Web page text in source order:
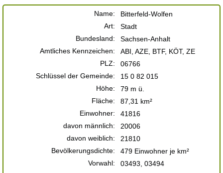
Name:
Bitterfeld-Wolfen
Art:
Stadt
Bundesland:
Sachsen-Anhalt
Amtliches Kennzeichen:
ABI, AZE, BTF, KÖT, ZE
PLZ:
06766
Schlüssel der Gemeinde:
15 0 82 015
Höhe:
79 m ü.
Fläche:
87,31 km²
Einwohner:
41816
davon männlich:
20006
davon weiblich:
21810
Bevölkerungsdichte:
479 Einwohner je km²
Vorwahl:
03493, 03494